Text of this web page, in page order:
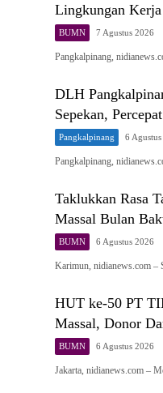
Lingkungan
BUMN 7 Agustus 2026
Pangkalpinang,
DLH
Sepekan,
Pangkalpinang 6
Pangkalpinang,
Taklukkan Rasa
Massal Bulan
BUMN 6 Agustus 2026
Karimun, nidianews.com –
HUT ke-50 PT
Massal, Donor
BUMN 6 Agustus 2026
Jakarta, nidianews.com –